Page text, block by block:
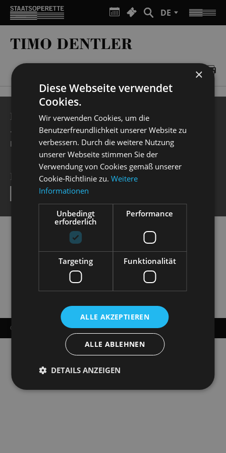
DE
TIMO DENTLER
BESUCHERSERVICE
+49 351 32042 222
karten@staatsoperette.de
NEWSLETTER
© COPYRIGHT - STAATSOPERETTE DRESDEN 2026
×
Diese Webseite verwendet
Cookies.
Wir verwenden Cookies, um die
Benutzerfreundlichkeit unserer Website zu
verbessern. Durch die weitere Nutzung
unserer Webseite stimmen Sie der
Verwendung von Cookies gemäß unserer
Cookie-Richtlinie zu.Weitere
Informationen
Unbedingt
erforderlich
Performance
Targeting Funktionalität
ALLE AKZEPTIEREN
ALLE ABLEHNEN
DETAILS ANZEIGEN